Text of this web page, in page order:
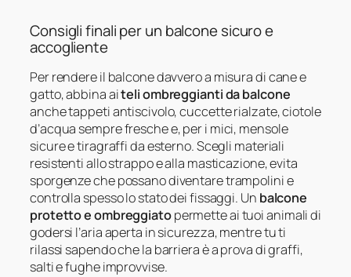
Consigli finali per un balcone sicuro e
accogliente
Per rendere il balcone davvero a misura di cane e
gatto, abbina aiteli ombreggianti da balcone
anche tappeti antiscivolo, cuccette rialzate, ciotole
d’acqua sempre fresche e, per i mici, mensole
sicure e tiragraffi da esterno. Scegli materiali
resistenti allo strappo e alla masticazione, evita
sporgenze che possano diventare trampolini e
controlla spesso lo stato dei fissaggi. Un balcone
protetto e ombreggiatopermette ai tuoi animali di
godersi l’aria aperta in sicurezza, mentre tu ti
rilassi sapendo che la barriera è a prova di graffi,
salti e fughe improvvise.